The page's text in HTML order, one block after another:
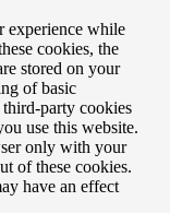
experience while
cookies, the
stored on your
of basic
party cookies
use this website.
only with your
of these cookies.
have an effect